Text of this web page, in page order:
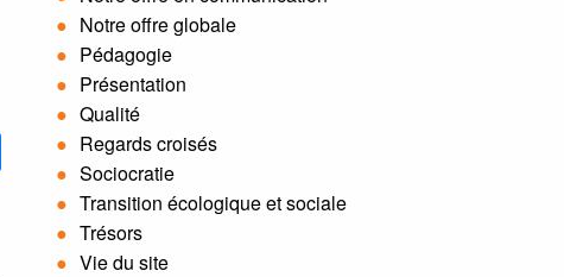
Notre offre globale
Pédagogie
Présentation
Qualité
Regards croisés
Sociocratie
Transition écologique et sociale
Trésors
Vie du site